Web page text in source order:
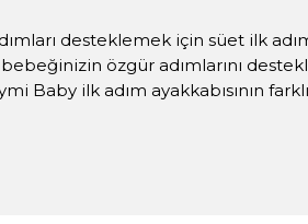
desteklemek için süet ilk
özgür adımlarını
Baby ilk adım ayakkabısının